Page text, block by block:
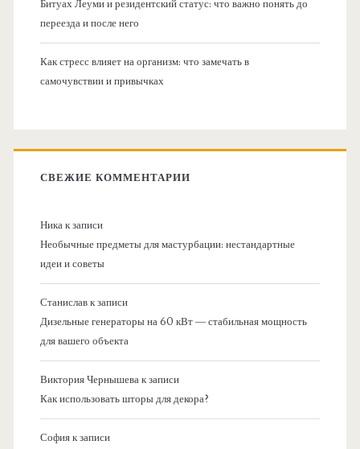
Битуах Леуми и резидентский статус: что важно понять до
переезда и после него
Как стресс влияет на организм: что замечать в
самочувствии и привычках
СВЕЖИЕ КОММЕНТАРИИ
Никак записи
Необычные предметы для мастурбации: нестандартные
идеи и советы
Станиславк записи
Дизельные генераторы на 60 кВт — стабильная мощность
для вашего объекта
Виктория Чернышевак записи
Как использовать шторы для декора?
Софияк записи